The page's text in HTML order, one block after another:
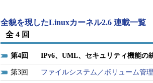
経路制御（デフォルト経路）の改善
エニィキャストへの対応
モバイルIP機能への対応
IPv6 Over IPv6（IPv6のパケットを
全貌を現したLinuxカーネル2.6 連載一覧
全 4 回
4 IPv6、UML、セキュリティ機能の
3 ファイルシステム／ボリューム管